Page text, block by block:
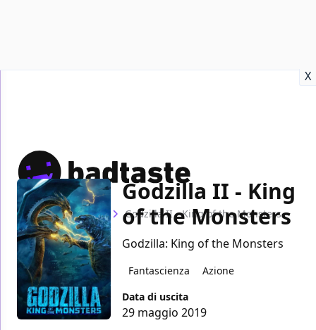
X
Home Film Godzilla II - King of the Monsters
Godzilla II - King
of the Monsters
Godzilla: King of the Monsters
Fantascienza
Azione
Data di uscita
29 maggio 2019